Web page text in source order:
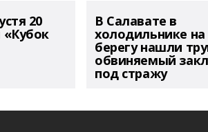
20
«Кубок
В Салавате в
холодильнике на
берегу нашли
обвиняемый
под стражу